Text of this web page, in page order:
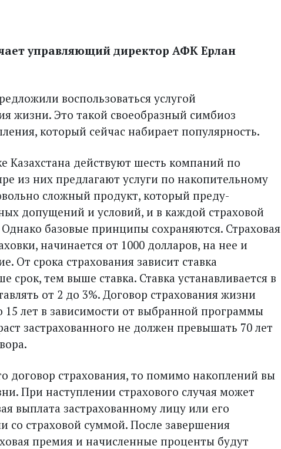
управляющий директор АФК Ерлан
воспользоваться услугой
жизни. Это такой своеобразный симбиоз
который сейчас набирает популярность.
Казахстана действуют шесть компаний по
из них предлагают услуги по накопительному
сложный продукт, который преду­
допущений и условий, и в каждой страховой
базовые принципы сохраняются. Страховая
начинается от 1000 долларов, на нее и
От срока страхования зависит ставка
срок, тем выше ставка. Ставка устанавливается в
от 2 до 3%. Договор страхования жизни
15 лет в зависимости от выбранной программы
застрахованного не должен превышать 70 лет
договор страхования, то помимо накоплений вы
При наступлении страхового случая может
выплата застрахованному лицу или его
со страховой суммой. После завершения
премия и начисленные проценты будут